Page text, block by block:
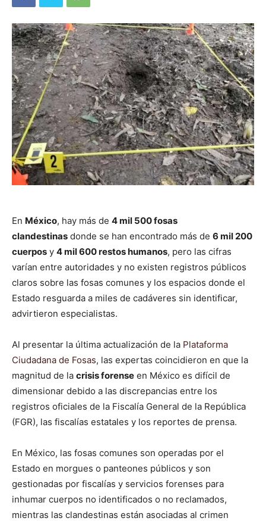
En México, hay más de 4 mil 500 fosas
clandestinas donde se han encontrado más de 6 mil 200
cuerpos y 4 mil 600 restos humanos, pero las cifras
varían entre autoridades y no existen registros públicos
claros sobre las fosas comunes y los espacios donde el
Estado resguarda a miles de cadáveres sin identificar,
advirtieron especialistas.
Al presentar la última actualización de la Plataforma
Ciudadana de Fosas, las expertas coincidieron en que la
magnitud de la crisis forense en México es difícil de
dimensionar debido a las discrepancias entre los
registros oficiales de la Fiscalía General de la República
(FGR), las fiscalías estatales y los reportes de prensa.
En México, las fosas comunes son operadas por el
Estado en morgues o panteones públicos y son
gestionadas por fiscalías y servicios forenses para
inhumar cuerpos no identificados o no reclamados,
mientras las clandestinas están asociadas al crimen